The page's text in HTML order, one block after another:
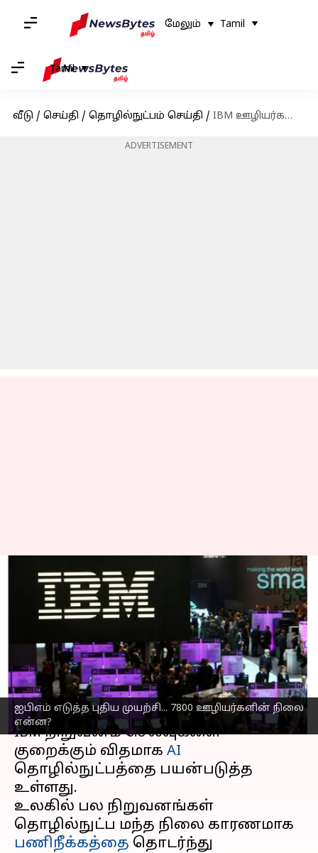
மேலும் Tamil
Tamil
வீடு / செய்தி / தொழில்நுட்பம் செய்தி / IBM ஊழியர்களுக்கு CEO கொடுத்த அதிர்ச்சி தகவல் - 7800 பேரின் வேலையை பறிக்கும் AI!
ADVERTISEMENT
ஐபிஎம் எடுத்த புதிய முயற்சி... 7800 ஊழியர்களின் நிலை
என்ன?
IBM ஊழியர்களுக்கு CEO
கொடுத்த அதிர்ச்சி தகவல்
- 7800 பேரின் வேலையை
பறிக்கும் AI!
எழுதியவர் Siranjeevi May 02, 2023 12:08 pm
செய்தி முன்னோட்டம்
IBM நிறுவனம் செலவுகளை
குறைக்கும் விதமாக AI
தொழில்நுட்பத்தை பயன்படுத்த
உள்ளது.
உலகில் பல நிறுவனங்கள்
தொழில்நுட்ப மந்த நிலை காரணமாக
பணிநீக்கத்தை தொடர்ந்து